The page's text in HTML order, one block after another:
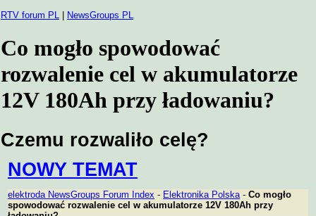
RTV forum PL NewsGroups PL
Co mogło spowodować
rozwalenie cel w akumulatorze
12V 180Ah przy ładowaniu?
Czemu rozwaliło celę?
NOWY TEMAT
elektroda NewsGroups Forum Index - Elektronika Polska- Co mogło
spowodować rozwalenie cel w akumulatorze 12V 180Ah przy